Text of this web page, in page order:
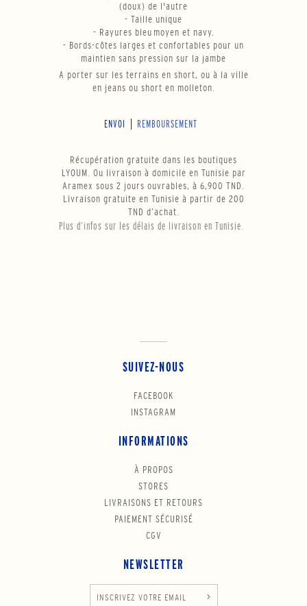
(doux) de l'autre
- Taille unique
- Rayures bleu moyen et navy.
- Bords-côtes larges et confortables pour un
maintien sans pression sur la jambe
A porter sur les terrains en short, ou à la ville
en jeans ou short en molleton.
ENVOI REMBOURSEMENT
Récupération gratuite dans les boutiques
LYOUM. Ou livraison à domicile en Tunisie par
Aramex sous 2 jours ouvrables, à 6,900 TND.
Livraison gratuite en Tunisie à partir de 200
TND d’achat.
Plus d’infos sur les délais de livraison en Tunisie.
SUIVEZ-NOUS
FACEBOOK
INSTAGRAM
INFORMATIONS
À PROPOS
STORES
LIVRAISONS ET RETOURS
PAIEMENT SÉCURISÉ
CGV
NEWSLETTER